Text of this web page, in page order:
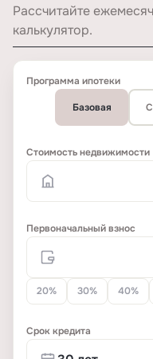
Рассчитайте
калькулятор.
Программа ипотеки
Базовая
Стоимость недвижимости
Первоначальный взнос
20% 30% 40%
Срок кредита